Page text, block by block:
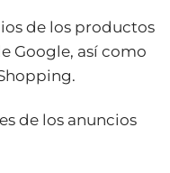
de los productos
Google, así como
de los anuncios